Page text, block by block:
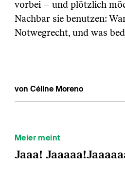
vorbei – und plötzlich
Nachbar sie benutzen:
Notwegrecht, und was
von Céline Moreno
Meier meint
Jaaa!